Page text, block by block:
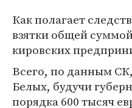
Как полагает
взятки общей
кировских
Всего, по данным СК,
Белых, будучи
порядка 600 тысяч